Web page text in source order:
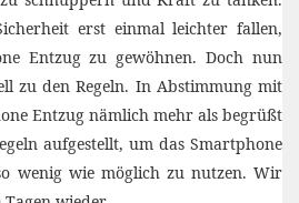
erst einmal leichter fallen,
Entzug zu gewöhnen. Doch nun
zu den Regeln. In Abstimmung mit
Entzug nämlich mehr als begrüßt
aufgestellt, um das Smartphone
wenig wie möglich zu nutzen. Wir